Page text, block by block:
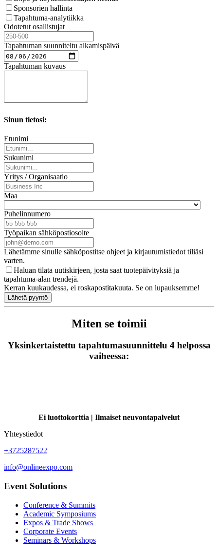
Sponsorien hallinta
Tapahtuma-analytiikka
Odotetut osallistujat
Tapahtuman suunniteltu alkamispäivä
Tapahtuman kuvaus
Sinun tietosi:
Etunimi
Sukunimi
Yritys / Organisaatio
Maa
Puhelinnumero
Työpaikan sähköpostiosoite
Lähetämme sinulle sähköpostitse ohjeet ja kirjautumistiedot tiliäsi
varten.
Haluan tilata uutiskirjeen, josta saat tuotepäivityksiä ja
tapahtuma-alan trendejä.
Kerran kuukaudessa, ei roskapostitakuuta. Se on lupauksemme!
Lähetä pyyntö
Miten se toimii
Yksinkertaistettu tapahtumasuunnittelu 4 helpossa
vaiheessa:
Ei luottokorttia | Ilmaiset neuvontapalvelut
Yhteystiedot
+3725287522
info@onlineexpo.com
Event Solutions
Conference & Summits
Academic Symposiums
Expos & Trade Shows
Corporate Events
Seminars & Workshops